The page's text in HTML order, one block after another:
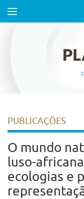
Toggle
PUBLICAÇÕES
O mundo
luso-
ecologias e